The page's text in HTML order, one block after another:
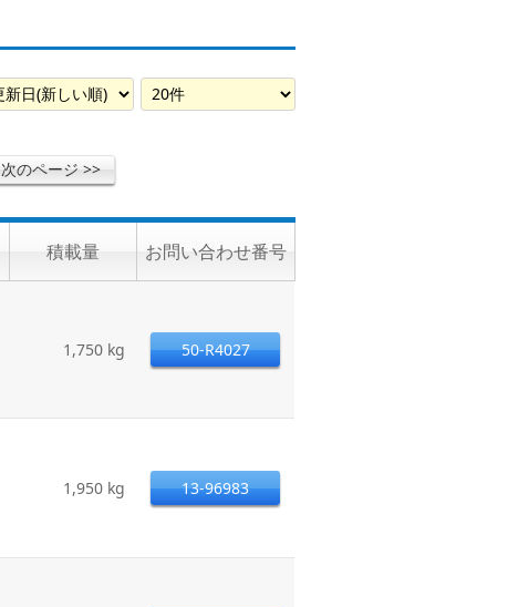
次のページ >>
積載量 お問い合わせ番号
1,750 kg 50-R4027
1,950 kg 13-96983